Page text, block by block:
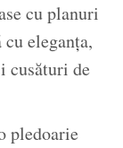
cu planuri
eleganța,
cusături de
pledoarie